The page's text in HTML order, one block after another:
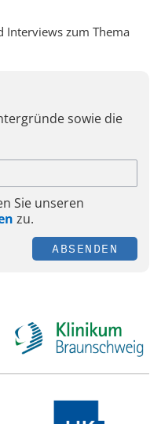
Interviews zum Thema
sowie die
Sie unseren
zu.
ABSENDEN